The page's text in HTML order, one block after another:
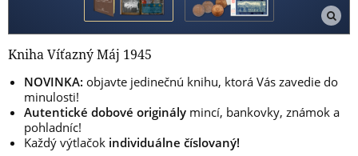
Kniha Víťazný Máj 1945
NOVINKA: objavte jedinečnú knihu, ktorá Vás zavedie do
minulosti!
Autentické dobové originály mincí, bankovky, známok a
pohladníc!
Každý výtlačok individuálne číslovaný!